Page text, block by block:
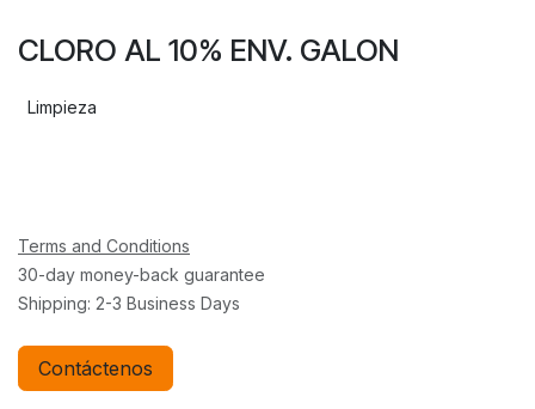
CLORO AL 10% ENV. GALON
Limpieza
Terms and Conditions
30-day money-back guarantee
Shipping: 2-3 Business Days
Contáctenos